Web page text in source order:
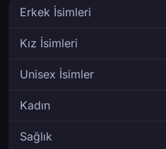
Erkek İsimleri
Kız İsimleri
Unisex İsimler
Kadın
Sağlık